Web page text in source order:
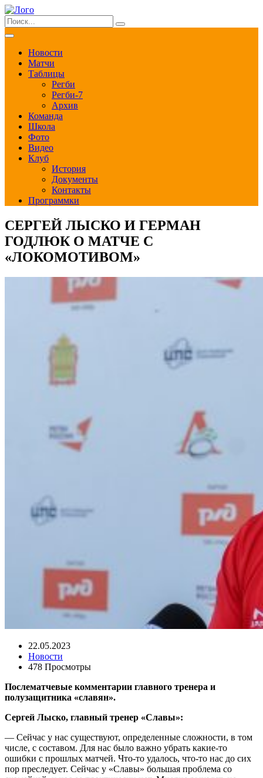
Новости
Матчи
Таблицы
Регби
Регби-7
Архив
Команда
Школа
Фото
Видео
Клуб
История
Документы
Контакты
Программки
СЕРГЕЙ ЛЫСКО И ГЕРМАН
ГОДЛЮК О МАТЧЕ С
«ЛОКОМОТИВОМ»
22.05.2023
Новости
478 Просмотры
Поcлематчевые комментарии главного тренера и
полузащитника «славян».
Сергей Лыско, главный тренер «Славы»:
— Сейчас у нас существуют, определенные сложности, в том
числе, с составом. Для нас было важно убрать какие-то
ошибки с прошлых матчей. Что-то удалось, что-то нас до сих
пор преследует. Сейчас у «Славы» большая проблема со